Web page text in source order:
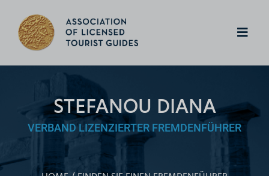
STEFANOU DIANA
VERBAND LIZENZIERTER FREMDENFÜHRER